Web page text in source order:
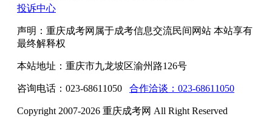
投诉中心
声明：重庆成考网属于成考信息交流民间网站 本站享有
最终解释权
本站地址：重庆市九龙坡区渝州路126号
咨询电话：023-68611050 合作洽谈：023-68611050
Copyright 2007-2026 重庆成考网 All Right Reserved